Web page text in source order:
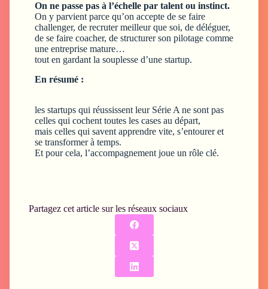
On ne passe pas à l’échelle par talent ou instinct.
On y parvient parce qu’on accepte de se faire
challenger, de recruter meilleur que soi, de déléguer,
de se faire coacher, de structurer son pilotage comme
une entreprise mature…
tout en gardant la souplesse d’une startup.
En résumé :
les startups qui réussissent leur Série A ne sont pas
celles qui cochent toutes les cases au départ,
mais celles qui savent apprendre vite, s’entourer et
se transformer à temps.
Et pour cela, l’accompagnement joue un rôle clé.
Partagez cet article sur les réseaux sociaux